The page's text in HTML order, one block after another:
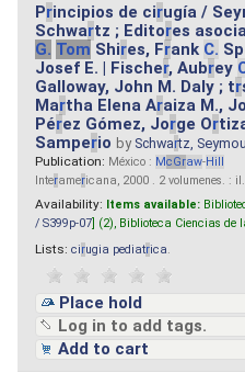
Principios de cirugía /
Schwartz ; Editores
G. Tom Shires, Frank C.
Josef E. | Fischer, Aubrey
Galloway, John M. Daly ; tr
Martha Elena Araiza M.,
Pérez Gómez, Jorge Or
Samperio by Schwartz,
Publication: México : McGraw-Hill
Interamericana, 2000 . 2 volumenes. :
Availability: Items available:
/ S399p-07 ] (2), Biblioteca Ciencias de
Lists: cirugia pediatrica
Place hold
Log in to add tags.
Add to cart